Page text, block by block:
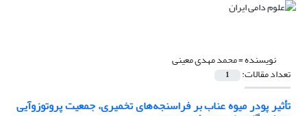
نویسنده =محمد مهدی معینی
تعداد مقالات: 1
تأثیر پودر میوه عناب بر فراسنجه‌های تخمیری، جمعیت پروتوزوآیی